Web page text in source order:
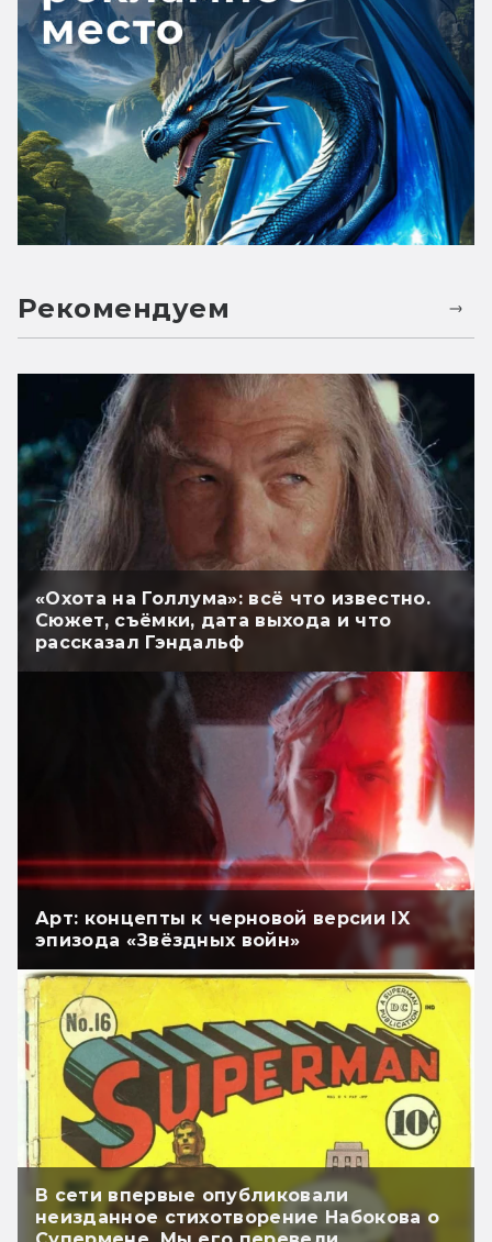
Рекомендуем
«Охота на Голлума»: всё что известно.
Сюжет, съёмки, дата выхода и что
рассказал Гэндальф
Арт: концепты к черновой версии IX
эпизода «Звёздных войн»
В сети впервые опубликовали
неизданное стихотворение Набокова о